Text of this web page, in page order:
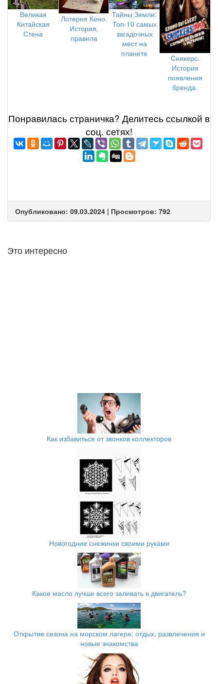
Великая
Китайская
Стена
Лотерея Кено.
История,
правила
Тайны Земли:
Топ-10 самых
загадочных
мест на
планете
Сникерс.
История
появления
бренда.
Понравилась страничка? Делитеcь ссылкой в
соц. сетях!
Опубликовано: 09.03.2024 | Просмотров: 792
Это интересно
Как избавиться от звонков коллекторов
Новогодние снежинки своими руками
Какое масло лучше всего заливать в двигатель?
Открытие сезона на морском лагере: отдых, развлечения и
новые знакомства